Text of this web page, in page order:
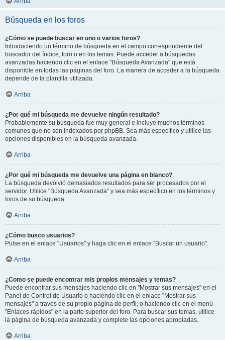
Búsqueda en los foros
¿Cómo se puede buscar en uno o varios foros?
Introduciendo un término de búsqueda en el campo correspondiente del
buscador del índice, foro o en los temas. Puede acceder a búsquedas
avanzadas haciendo clic en el enlace "Búsqueda Avanzada" que está
disponible en todas las páginas del foro. La manera de acceder a la búsqueda
depende de la plantilla utilizada.
Arriba
¿Por qué mi búsqueda me devuelve ningún resultado?
Probablemente su búsqueda fue muy general e incluye muchos términos
comunes que no son indexados por phpBB. Sea más específico y utilice las
opciones disponibles en la búsqueda avanzada.
Arriba
¿Por qué mi búsqueda me devuelve una página en blanco?
La búsqueda devolvió demasiados resultados para ser procesados por el
servidor. Utilice "Búsqueda Avanzada" y sea más específico en los términos y
foros de su búsqueda.
Arriba
¿Cómo busco usuarios?
Pulse en el enlace "Usuarios" y haga clic en el enlace "Buscar un usuario".
Arriba
¿Como se puede encontrar mis propios mensajes y temas?
Puede encontrar sus mensajes haciendo clic en "Mostrar sus mensajes" en el
Panel de Control de Usuario o haciendo clic en el enlace "Mostrar sus
mensajes" a través de su propio página de perfil, o haciendo clic en el menú
"Enlaces rápidos" en la parte superior del foro. Para buscar sus temas, utilice
la página de búsqueda avanzada y complete las opciones apropiadas.
Arriba